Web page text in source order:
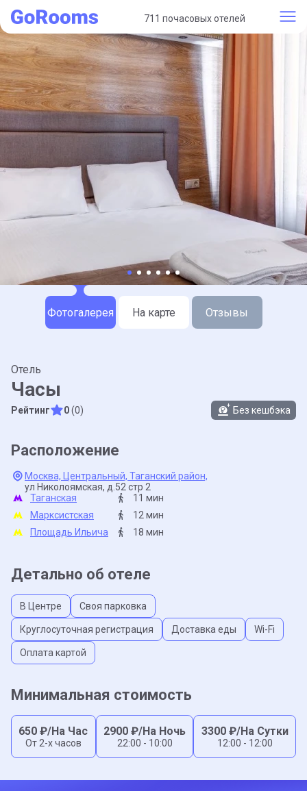
711 почасовых отелей
Отель
Часы
Рейтинг 0(0) Без кешбэка
Фотогалерея На карте Отзывы
Детально об отеле
В Центре Своя парковка
Круглосуточная регистрация Доставка еды Wi-Fi
Оплата картой
Расположение
Москва, Центральный, Таганский район,
ул Николоямская, д.52 стр 2
Таганская
11 мин
Марксистская
12 мин
Площадь Ильича
18 мин
Минимальная стоимость
650 ₽/На Час
От 2-x часов
2900 ₽/На Ночь
22:00 - 10:00
3300₽/На Сутки
12:00 - 12:00